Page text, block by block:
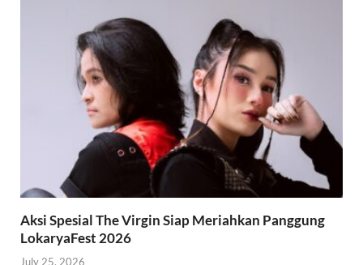
Aksi Spesial The Virgin Siap Meriahkan Panggung
LokaryaFest 2026
July 25, 2026